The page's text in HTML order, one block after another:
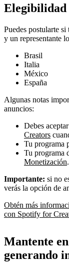
Elegibilidad
Puedes postularte
y un representante
Brasil
Italia
México
España
Algunas notas
anuncios:
Debes
Creators
Tu programa
Tu programa
Monetización.
Importante: si no
verás la opción de
Obtén más
con Spotify for
Mantente
generando